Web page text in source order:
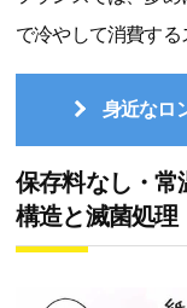
で冷やして消費する
身近なロ
保存料なし・常
構造と滅菌処理